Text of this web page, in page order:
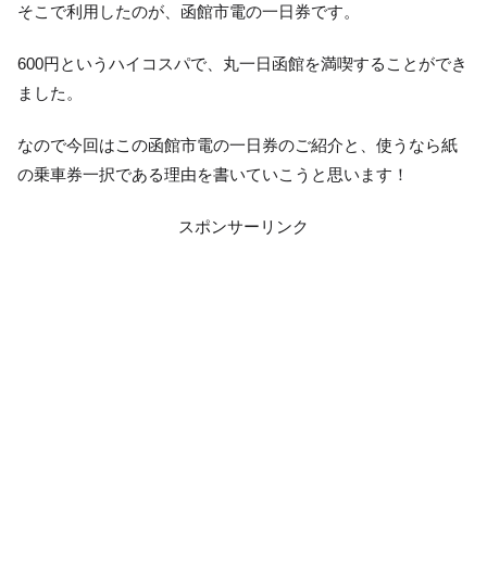
そこで利用したのが、函館市電の一日券です。
600円というハイコスパで、丸一日函館を満喫することができ
ました。
なので今回はこの函館市電の一日券のご紹介と、使うなら紙
の乗車券一択である理由を書いていこうと思います！
スポンサーリンク